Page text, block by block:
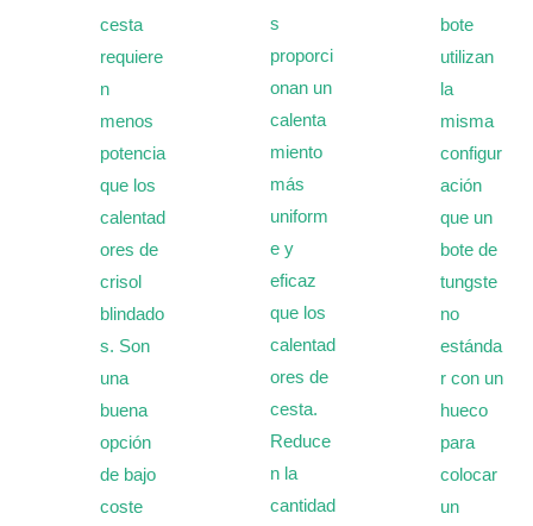
cesta
requiere
n
menos
potencia
que los
calentad
ores de
crisol
blindado
s. Son
una
buena
opción
de bajo
coste
s
proporci
onan un
calenta
miento
más
uniform
e y
eficaz
que los
calentad
ores de
cesta.
Reduce
n la
cantidad
bote
utilizan
la
misma
configur
ación
que un
bote de
tungste
no
estánda
r con un
hueco
para
colocar
un